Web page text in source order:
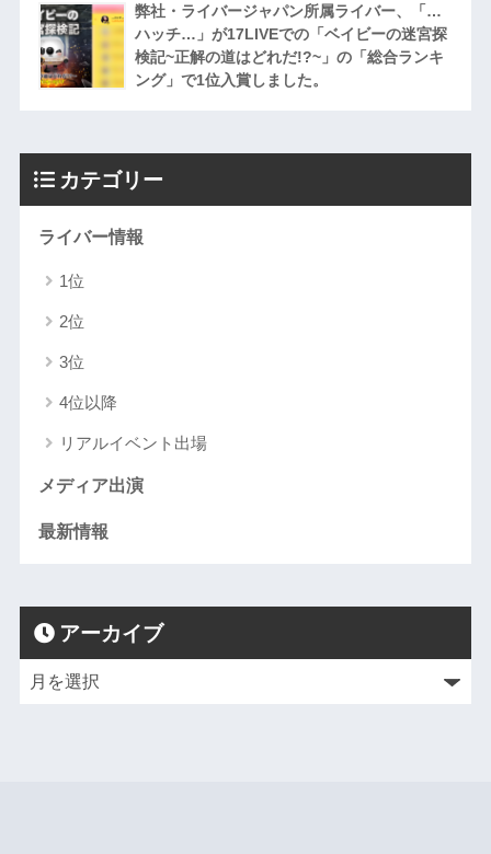
弊社・ライバージャパン所属ライバー、「…
ハッチ…」が17LIVEでの「ベイビーの迷宮探
検記~正解の道はどれだ!?~」の「総合ランキ
ング」で1位入賞しました。
カテゴリー
ライバー情報
1位
2位
3位
4位以降
リアルイベント出場
メディア出演
最新情報
アーカイブ